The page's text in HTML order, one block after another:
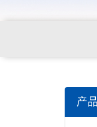
电缆，
产